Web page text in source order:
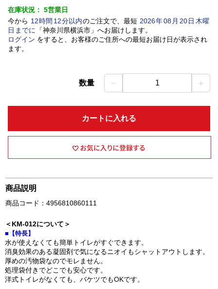
在庫状況： 5営業日
今から 12時間 12分以内のご注文で、最短 2026年08 月 20日木曜
日 までに 「神奈川県横浜市」 へお届けします。
ログイン をすると、お客様のご住所への最短お届け日が表示され
ます。
数量 － 1 ＋
カートに入れる
商品説明
商品コード：4956810860111
＜KM-012について＞
■【特長】
水が使えなくても簡単トイレがすぐできます。
消臭効果のある凝固剤で気になるニオイもシャットアウトします。
厚めの汚物袋なのでモレません。
処理袋付きでどこでも安心です。
洋式トイレがなくても、バケツでもOKです。